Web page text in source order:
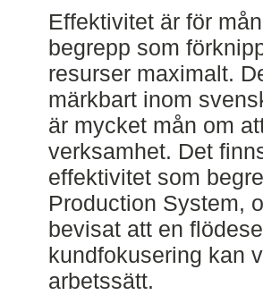
Effektivitet är för
begrepp som
resurser maximalt.
märkbart inom
är mycket mån om
verksamhet. Det
effektivitet som
Production System,
bevisat att en
kundfokusering kan
arbetssätt.